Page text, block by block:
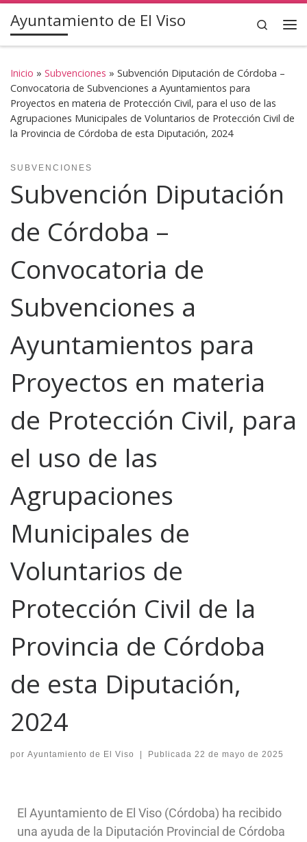
Saltar al contenido
Ayuntamiento de El Viso Search
Inicio » Subvenciones » Subvención Diputación de Córdoba –
Convocatoria de Subvenciones a Ayuntamientos para
Proyectos en materia de Protección Civil, para el uso de las
Agrupaciones Municipales de Voluntarios de Protección Civil de
la Provincia de Córdoba de esta Diputación, 2024
SUBVENCIONES
Subvención Diputación
de Córdoba –
Convocatoria de
Subvenciones a
Ayuntamientos para
Proyectos en materia
de Protección Civil, para
el uso de las
Agrupaciones
Municipales de
Voluntarios de
Protección Civil de la
Provincia de Córdoba
de esta Diputación,
2024
por Ayuntamiento de El Viso | Publicada 22 de mayo de 2025
El Ayuntamiento de El Viso (Córdoba) ha recibido
una ayuda de la Diputación Provincial de Córdoba